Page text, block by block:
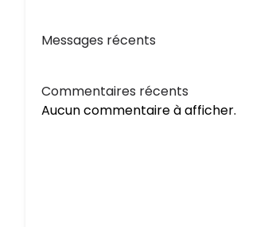
Messages récents
Commentaires récents
Aucun commentaire à afficher.